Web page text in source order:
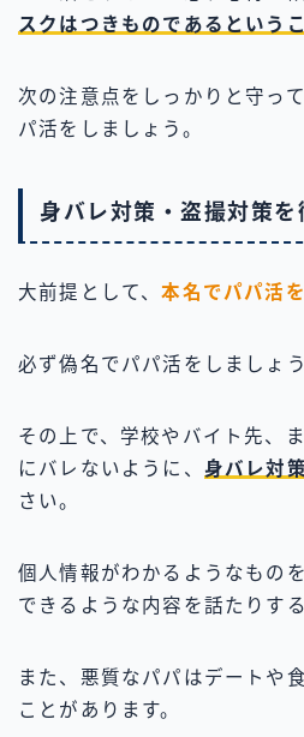
スクはつきものであるという
次の注意点をしっかりと守っ
パ活をしましょう。
身バレ対策・盗撮対策を
大前提として、本名でパパ活
必ず偽名でパパ活をしましょう
その上で、学校やバイト先、
にバレないように、 身バレ対策
さい。
個人情報がわかるようなもの
できるような内容を話たりす
また、悪質なパパはデートや
ことがあります。